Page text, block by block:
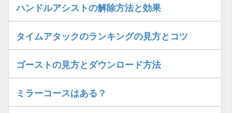
ハンドルアシストの解除方法と効果
タイムアタックのランキングの見方とコツ
ゴーストの見方とダウンロード方法
ミラーコースはある？